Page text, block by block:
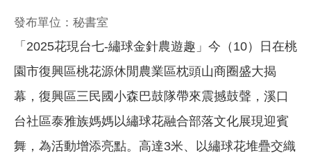
發布單位：秘書室
「2025花現台七-繡球金針農遊趣」今（10）日在桃
園市復興區桃花源休閒農業區枕頭山商圈盛大揭
幕，復興區三民國小森巴鼓隊帶來震撼鼓聲，溪口
台社區泰雅族媽媽以繡球花融合部落文化展現迎賓
舞，為活動增添亮點。高達3米、以繡球花堆疊交織